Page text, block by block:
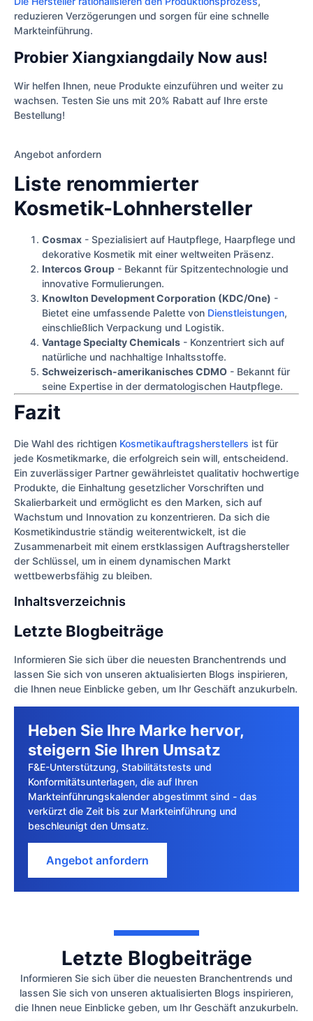
reduzieren Verzögerungen und sorgen für eine schnelle
Markteinführung.
Probier Xiangxiangdaily Now aus!
Wir helfen Ihnen, neue Produkte einzuführen und weiter zu
wachsen. Testen Sie uns mit 20% Rabatt auf Ihre erste
Bestellung!
Angebot anfordern
Liste renommierter
Kosmetik-Lohnhersteller
Cosmax - Spezialisiert auf Hautpflege, Haarpflege und
dekorative Kosmetik mit einer weltweiten Präsenz.
Intercos Group - Bekannt für Spitzentechnologie und
innovative Formulierungen.
Knowlton Development Corporation (KDC/One) -
Bietet eine umfassende Palette von Dienstleistungen,
einschließlich Verpackung und Logistik.
Vantage Specialty Chemicals - Konzentriert sich auf
natürliche und nachhaltige Inhaltsstoffe.
Schweizerisch-amerikanisches CDMO - Bekannt für
seine Expertise in der dermatologischen Hautpflege.
Fazit
Die Wahl des richtigen Kosmetikauftragsherstellers ist für
jede Kosmetikmarke, die erfolgreich sein will, entscheidend.
Ein zuverlässiger Partner gewährleistet qualitativ hochwertige
Produkte, die Einhaltung gesetzlicher Vorschriften und
Skalierbarkeit und ermöglicht es den Marken, sich auf
Wachstum und Innovation zu konzentrieren. Da sich die
Kosmetikindustrie ständig weiterentwickelt, ist die
Zusammenarbeit mit einem erstklassigen Auftragshersteller
der Schlüssel, um in einem dynamischen Markt
wettbewerbsfähig zu bleiben.
Inhaltsverzeichnis
Letzte Blogbeiträge
Informieren Sie sich über die neuesten Branchentrends und
lassen Sie sich von unseren aktualisierten Blogs inspirieren,
die Ihnen neue Einblicke geben, um Ihr Geschäft anzukurbeln.
Heben Sie Ihre Marke hervor,
steigern Sie Ihren Umsatz
F&E-Unterstützung, Stabilitätstests und
Konformitätsunterlagen, die auf Ihren
Markteinführungskalender abgestimmt sind - das
verkürzt die Zeit bis zur Markteinführung und
beschleunigt den Umsatz.
Angebot anfordern
Letzte Blogbeiträge
Informieren Sie sich über die neuesten Branchentrends und
lassen Sie sich von unseren aktualisierten Blogs inspirieren,
die Ihnen neue Einblicke geben, um Ihr Geschäft anzukurbeln.